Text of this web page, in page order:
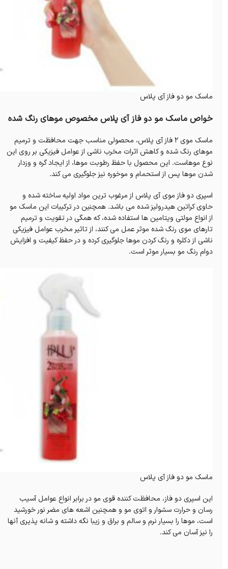
ماسک مو دو فاز آی پلاس
خواص ماسک مو دو فاز آی پلاس مخصوص موهای رنگ شده
ماسک موی 2 فاز آی پلاس، محصولی مناسب جهت محافظت و ترمیم
موهای رنگ شده و كاهش اثرات مخرب ناشی از عوامل فیزیکی بر روی این
نوع موهاست. این محصول با حفظ رطوبت موها، از ايجاد گره و وزدار
شدن موها پس از استحمام و موخوره نیز جلوگیری می کند.
اسپری دو فاز موی آی پلاس از مرغوب ترین مواد اولیه ساخته شده و
حاوی کراتین هیدرولیز شده می باشد. همچنین در ترکیبات این ماسک مو
از انواع مولتی ویتامین ها استفاده شده، که همگی در تقویت و ترمیم
تارهای موی رنگ شده موثر عمل می کنند، از تاثیر مخرب عوامل فیزیکی
ناشی از دکلره و رنگ کردن موها جلوگیری کرده و در حفظ کیفیت و افزایش
دوام رنگ مو بسیار موثر است.
ماسک مو دو فاز آی پلاس
این اسپری دو فاز، محافظت کننده قوی مو در برابر انواع عوامل آسیب
رسان و حرارت سشوار و اتوی مو و همچنین اشعه های مضر نور خورشید
است، موها را بسیار نرم و سالم و براق و زیبا نگه داشته و شانه پذیری آنها
را نیز آسان می کند.